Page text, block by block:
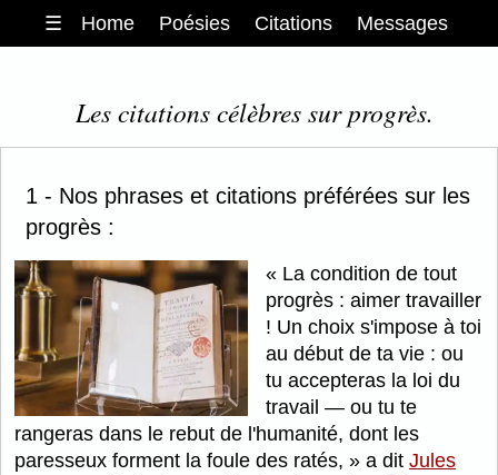
☰ Home Poésies Citations Messages
Les citations célèbres sur progrès.
1 - Nos phrases et citations préférées sur les
progrès :
La condition de tout
progrès : aimer travailler
! Un choix s'impose à toi
au début de ta vie : ou
tu accepteras la loi du
travail — ou tu te
rangeras dans le rebut de l'humanité, dont les
paresseux forment la foule des ratés,
a dit Jules